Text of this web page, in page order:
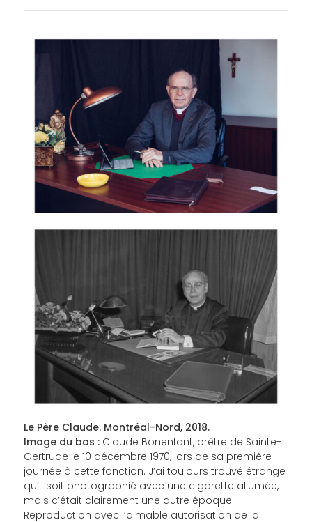
Le Père Claude. Montréal-Nord, 2018.
Image du bas :Claude Bonenfant, prêtre de Sainte-
Gertrude le 10 décembre 1970, lors de sa première
journée à cette fonction. J’ai toujours trouvé étrange
qu’il soit photographié avec une cigarette allumée,
mais c’était clairement une autre époque.
Reproduction avec l’aimable autorisation de la